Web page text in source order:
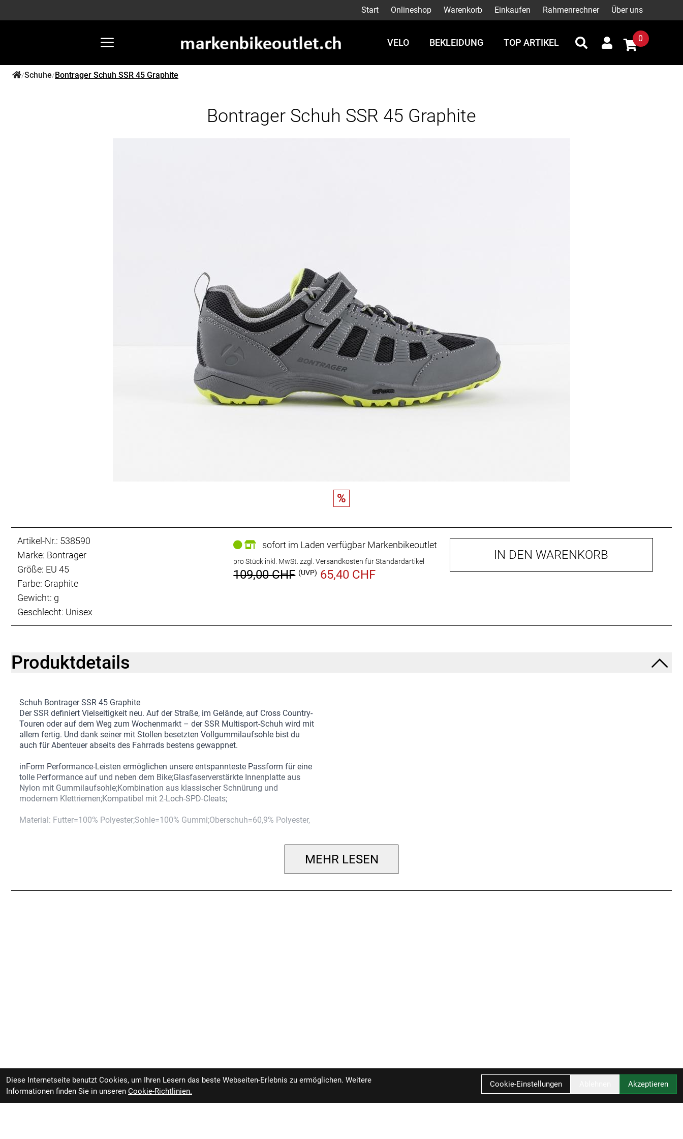
Start Onlineshop Warenkorb Einkaufen Rahmenrechner Über uns
VELO BEKLEIDUNG TOP ARTIKEL 0
/Schuhe/Bontrager Schuh SSR 45 Graphite
Bontrager Schuh SSR 45 Graphite
%
Artikel-Nr.: 538590
Marke: Bontrager
Größe: EU 45
Farbe: Graphite
Gewicht: g
Geschlecht: Unisex
sofort im Laden verfügbar Markenbikeoutlet
pro Stück inkl. MwSt.zzgl. Versandkosten für Standardartikel
109,00 CHF (UVP) 65,40 CHF
IN DEN WARENKORB
Produktdetails
Schuh Bontrager SSR 45 Graphite
Der SSR definiert Vielseitigkeit neu. Auf der Straße, im Gelände, auf Cross Country-
Touren oder auf dem Weg zum Wochenmarkt – der SSR Multisport-Schuh wird mit
allem fertig. Und dank seiner mit Stollen besetzten Vollgummilaufsohle bist du
auch für Abenteuer abseits des Fahrrads bestens gewappnet.
inForm Performance-Leisten ermöglichen unsere entspannteste Passform für eine
tolle Performance auf und neben dem Bike;Glasfaserverstärkte Innenplatte aus
Nylon mit Gummilaufsohle;Kombination aus klassischer Schnürung und
modernem Klettriemen;Kompatibel mit 2-Loch-SPD-Cleats;
Material: Futter=100% Polyester;Sohle=100% Gummi;Oberschuh=60,9% Polyester,
MEHR LESEN
Diese Internetseite benutzt Cookies, um Ihren Lesern das beste Webseiten-Erlebnis zu ermöglichen. Weitere
Informationen finden Sie in unseren Cookie-Richtlinien.
Cookie-Einstellungen Akzeptieren